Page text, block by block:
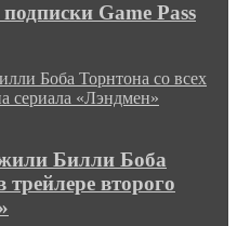
Game Pass
Боба Торнтона со всех
сериала «Лэндмен»
Билли Боба
трейлере второго